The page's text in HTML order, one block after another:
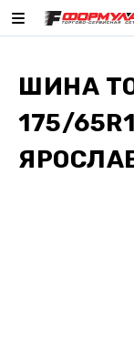
ШИНА
175/